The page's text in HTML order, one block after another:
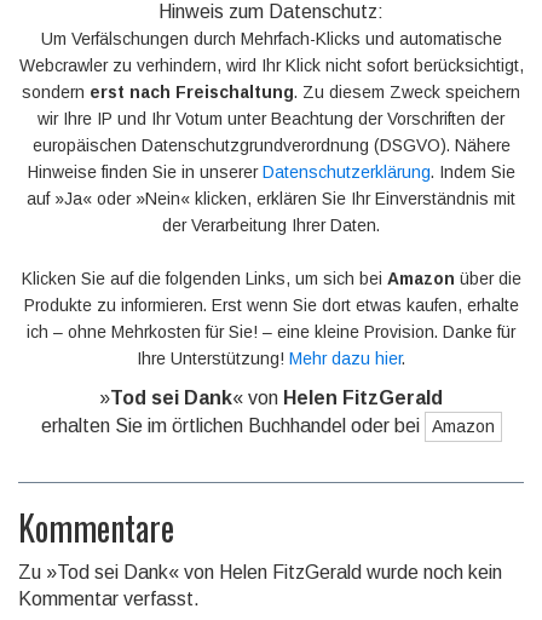
Hinweis zum Datenschutz:
Um Verfälschungen durch Mehrfach-Klicks und automatische
Webcrawler zu verhindern, wird Ihr Klick nicht sofort berücksichtigt,
sondern erst nach Freischaltung. Zu diesem Zweck speichern
wir Ihre IP und Ihr Votum unter Beachtung der Vorschriften der
europäischen Datenschutzgrundverordnung (DSGVO). Nähere
Hinweise finden Sie in unsererDatenschutzerklärung. Indem Sie
auf »Ja« oder »Nein« klicken, erklären Sie Ihr Einverständnis mit
der Verarbeitung Ihrer Daten.
Klicken Sie auf die folgenden Links, um sich bei Amazon über die
Produkte zu informieren. Erst wenn Sie dort etwas kaufen, erhalte
ich – ohne Mehrkosten für Sie! – eine kleine Provision. Danke für
Ihre Unterstützung! Mehr dazu hier.
»Tod sei Dank« von Helen FitzGerald
erhalten Sie im örtlichen Buchhandel oder bei
Amazon
Kommentare
Zu »Tod sei Dank« von Helen FitzGerald wurde noch kein
Kommentar verfasst.